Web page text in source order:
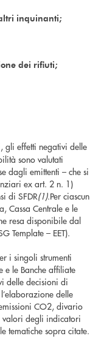
inquinanti;
dei rifiuti;
gli effetti negativi delle
sono valutati
dagli emittenti – che si
ex art. 2 n. 1)
di SFDR(1).Per ciascun
Cassa Centrale e le
resa disponibile dal
Template – EET).
i singoli strumenti
e le Banche affiliate
delle decisioni di
delle
CO2, divario
degli indicatori
tematiche sopra citate.